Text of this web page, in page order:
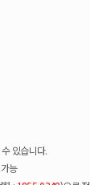
있습니다.
능